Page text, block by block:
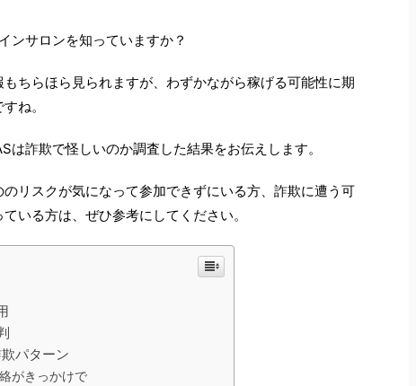
ンサロンを知っていますか？
ちらほら見られますが、わずかながら稼げる可能性に期
ね。
は詐欺で怪しいのか調査した結果をお伝えします。
リスクが気になって参加できずにいる方、詐欺に遭う可
いる方は、ぜひ参考にしてください。
パターン
がきっかけで